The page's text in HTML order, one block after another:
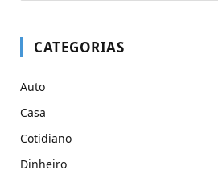
CATEGORIAS
Auto
Casa
Cotidiano
Dinheiro